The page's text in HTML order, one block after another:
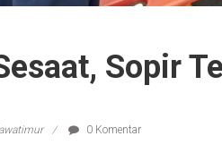
Sopir
0 Komentar